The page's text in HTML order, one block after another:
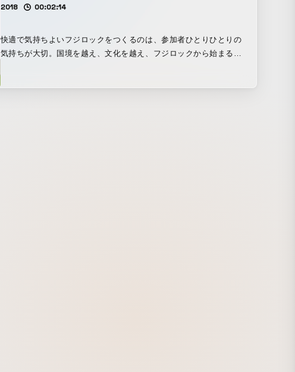
2018 00:02:14
快適で気持ちよいフジロックをつくるのは、参加者ひとりひとりの
気持ちが大切。国境を越え、文化を越え、フジロックから始まるあ